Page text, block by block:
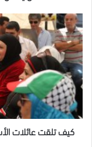
كيف
تلقت
عائلات
الأسرى
انتصار
أبنائهم
في
إضراب
الكرامة
رقمكيف تلقت عائلات